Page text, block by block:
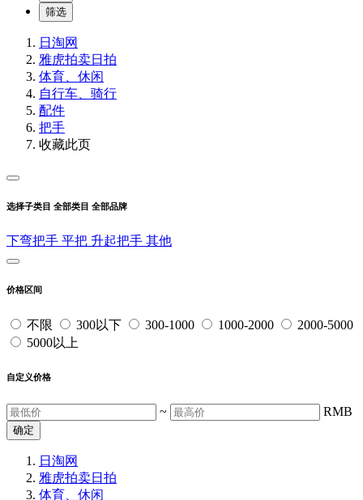
筛选
日淘网
雅虎拍卖日拍
体育、休闲
自行车、骑行
配件
把手
收藏此页
选择子类目 全部类目 全部品牌
下弯把手 平把 升起把手 其他
价格区间
不限 300以下 300-1000 1000-2000
2000-5000
5000以上
自定义价格
~ RMB
确定
日淘网
雅虎拍卖日拍
体育、休闲